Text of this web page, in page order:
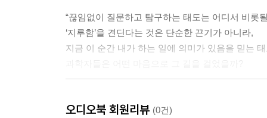
“끊임없이 질문하고 탐구하는 태도는 어디서 비롯
‘지루함’을 견딘다는 것은 단순한 끈기가 아니라,
지금 이 순간 내가 하는 일에 의미가 있음을 믿는
수천 번의 분리 실험 끝에 0.1g의 라듐을 얻어낸
오디오북 회원리뷰 (0건)